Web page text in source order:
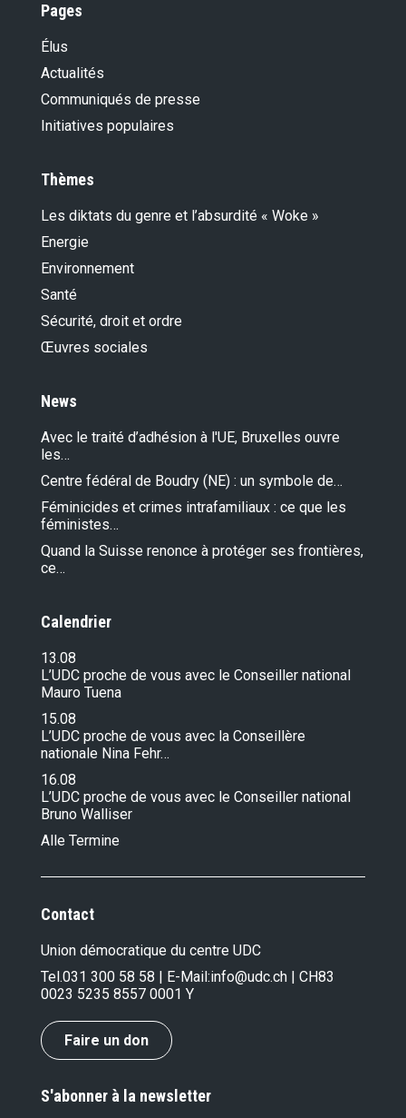
Pages
Élus
Actualités
Communiqués de presse
Initiatives populaires
Thèmes
Les diktats du genre et l’absurdité « Woke »
Energie
Environnement
Santé
Sécurité, droit et ordre
Œuvres sociales
News
Avec le traité d’adhésion à l'UE, Bruxelles ouvre
les…
Centre fédéral de Boudry (NE) : un symbole de…
Féminicides et crimes intrafamiliaux : ce que les
féministes…
Quand la Suisse renonce à protéger ses frontières,
ce…
Calendrier
13.08
L’UDC proche de vous avec le Conseiller national
Mauro Tuena
15.08
L’UDC proche de vous avec la Conseillère
nationale Nina Fehr…
16.08
L’UDC proche de vous avec le Conseiller national
Bruno Walliser
Alle Termine
Contact
Union démocratique du centre UDC
Tel.031 300 58 58 | E-Mail:info@udc.ch | CH83
0023 5235 8557 0001 Y
Faire un don
S'abonner à la newsletter